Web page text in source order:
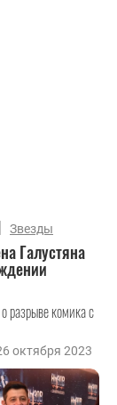
| Звезды
Галустяна
разрыве комика с
октября 2023